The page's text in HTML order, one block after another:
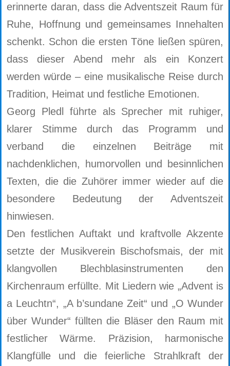
erinnerte daran, dass die Adventszeit Raum für
Ruhe, Hoffnung und gemeinsames Innehalten
schenkt. Schon die ersten Töne ließen spüren,
dass dieser Abend mehr als ein Konzert
werden würde – eine musikalische Reise durch
Tradition, Heimat und festliche Emotionen.
Georg Pledl führte als Sprecher mit ruhiger,
klarer Stimme durch das Programm und
verband die einzelnen Beiträge mit
nachdenklichen, humorvollen und besinnlichen
Texten, die die Zuhörer immer wieder auf die
besondere Bedeutung der Adventszeit
hinwiesen.
Den festlichen Auftakt und kraftvolle Akzente
setzte der Musikverein Bischofsmais, der mit
klangvollen Blechblasinstrumenten den
Kirchenraum erfüllte. Mit Liedern wie „Advent is
a Leuchtn“, „A b’sundane Zeit“ und „O Wunder
über Wunder“ füllten die Bläser den Raum mit
festlicher Wärme. Präzision, harmonische
Klangfülle und die feierliche Strahlkraft der